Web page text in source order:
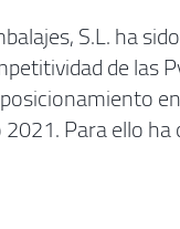
S.L. ha
de las
Para ello